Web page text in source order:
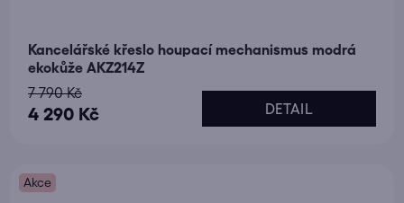
Kancelářské křeslo houpací mechanismus modrá
ekokůže AKZ214Z
4 290 Kč
7 790 Kč
DETAIL
Akce